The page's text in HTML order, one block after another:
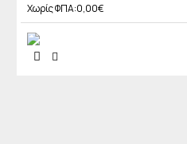
Χωρίς ΦΠΑ:0,00€